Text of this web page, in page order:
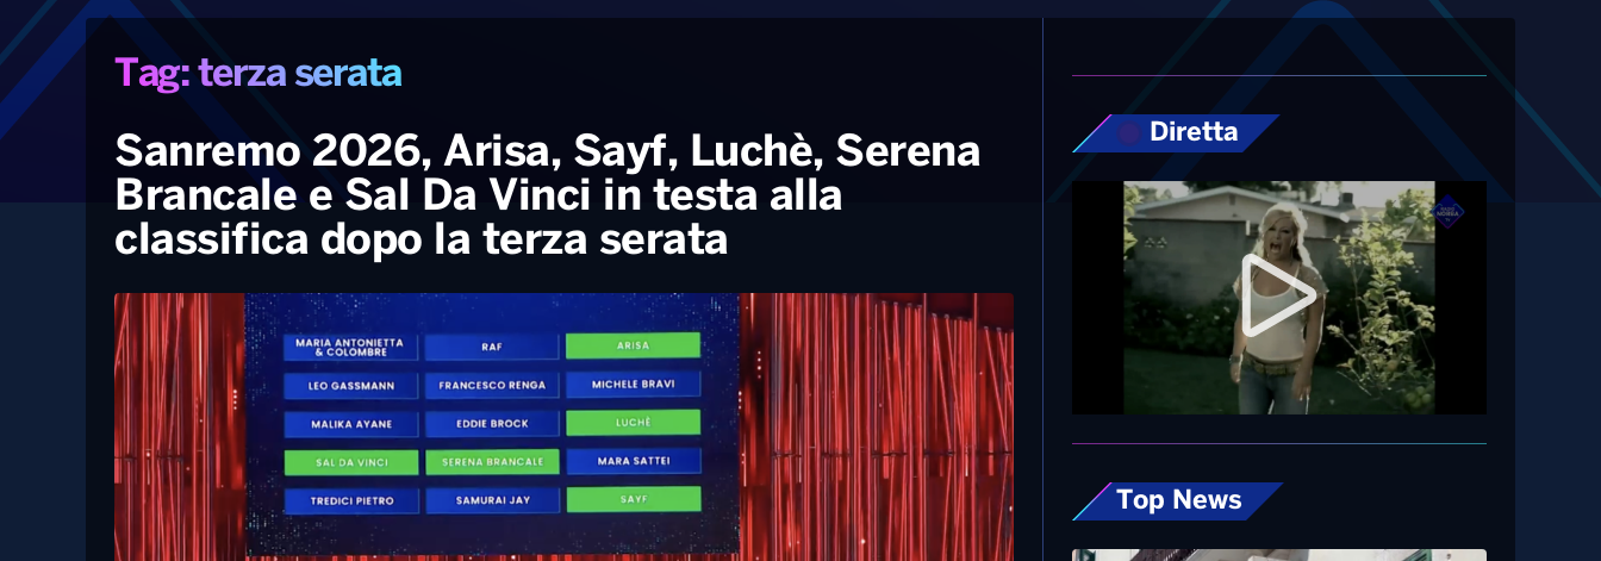
Tag: terza serata
Sanremo 2026, Arisa, Sayf, Luchè, Serena
Brancale e Sal Da Vinci in testa alla
classifica dopo la terza serata
Diretta
Top News